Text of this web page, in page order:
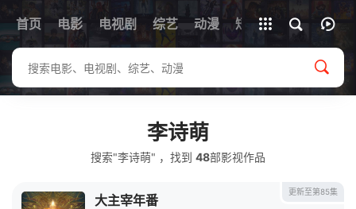
首页 电影 电视剧 综艺 动漫 短剧
全部影片
李诗萌
搜索"李诗萌" ，找到 48部影视作品
更新至第85集
大主宰年番